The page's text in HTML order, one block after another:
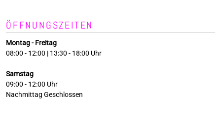
ÖFFNUNGSZEITEN
Montag - Freitag
08:00 - 12:00 | 13:30 - 18:00 Uhr
Samstag
09:00 - 12:00 Uhr
Nachmittag Geschlossen